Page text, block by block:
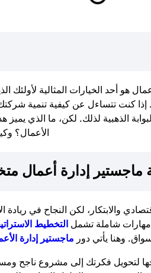
هو أحد الخيارات المثالية لأولئك
إذا كنت تتساءل عن كيفية تنمية
الذهبية لذلك. لكن، ما الذي يميز
الأعمال؟
ماجستير إدارة أعمال
والابتكار، لكن النجاح في ريادة
مهارات شاملة تشمل التخطيط
وهنا يأتي دور ماجستير إدارة
لتحويل فكرتك إلى مشروع ناجح